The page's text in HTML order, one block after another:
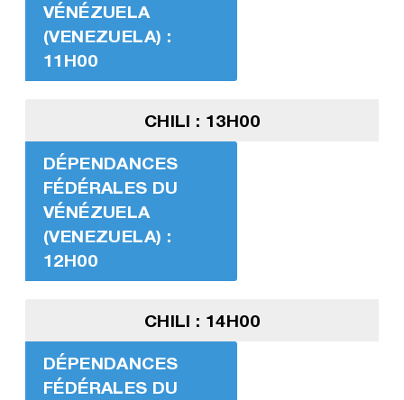
VÉNÉZUELA
(VENEZUELA) :
11H00
CHILI : 13H00
DÉPENDANCES
FÉDÉRALES DU
VÉNÉZUELA
(VENEZUELA) :
12H00
CHILI : 14H00
DÉPENDANCES
FÉDÉRALES DU